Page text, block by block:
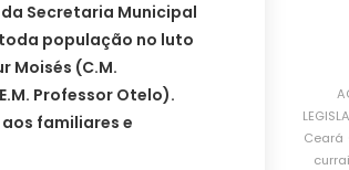
Secretaria Municipal
população no luto
Moisés (C.M.
Professor Otelo).
familiares e
Ceará